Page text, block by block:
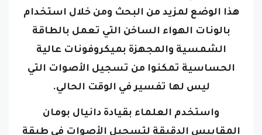
هذا الوضع لمزيد من البحث ومن خلال استخدام
بالونات الهواء الساخن التي تعمل بالطاقة
الشمسية والمجهزة بميكروفونات عالية
الحساسية تمكنوا من تسجيل الأصوات التي
ليس لها تفسير في الوقت الحالي.
واستخدم العلماء بقيادة دانيال بومان
المقاييس الدقيقة لتسجيل الأصوات في طبقة